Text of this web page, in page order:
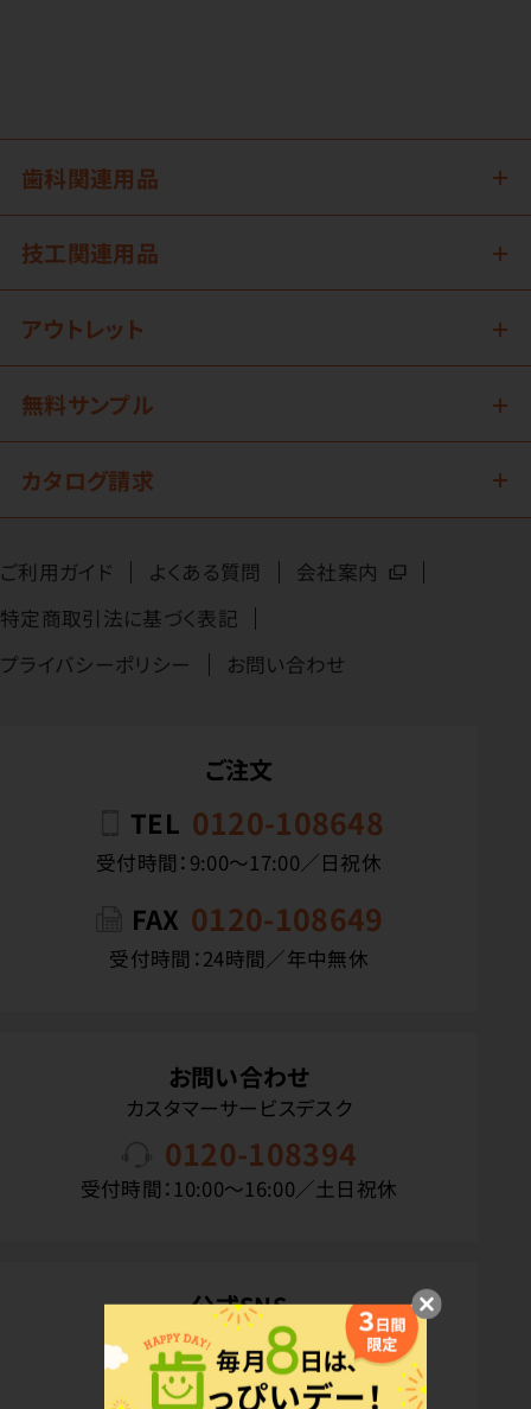
歯科関連用品
技工関連用品
アウトレット
無料サンプル
カタログ請求
ご利用ガイド よくある質問
会社案内
特定商取引法に基づく表記
プライバシーポリシー
お問い合わせ
ご注文
TEL 0120-108648
受付時間：9:00〜17:00／日祝休
FAX 0120-108649
受付時間：24時間／年中無休
お問い合わせ
カスタマーサービスデスク
0120-108394
受付時間：10:00〜16:00／土日祝休
公式SNS